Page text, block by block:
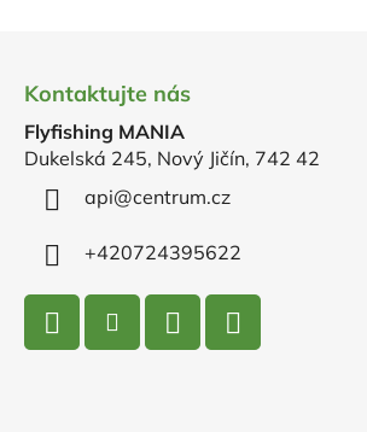
Kontaktujte nás
Flyfishing MANIA
Dukelská 245, Nový Jičín, 742 42
api@centrum.cz
+420724395622